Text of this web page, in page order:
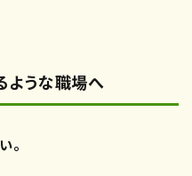
ような職場へ
。